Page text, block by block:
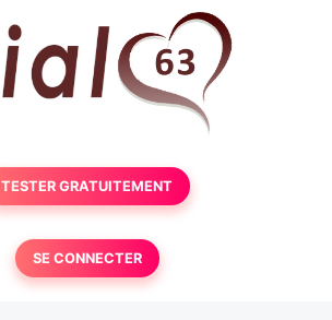
TESTER GRATUITEMENT
SE CONNECTER